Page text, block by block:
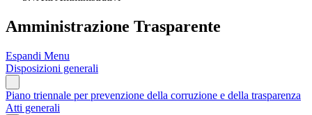
Amministrazione Trasparente
Espandi Menu
Disposizioni generali
Piano triennale per prevenzione della corruzione e della trasparenza
Atti generali